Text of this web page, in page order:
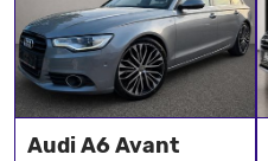
Audi A6 Avant